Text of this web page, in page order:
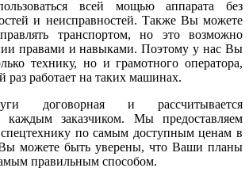
всей мощью аппарата без
и неисправностей. Также Вы можете
транспортом, но это возможно
правами и навыками. Поэтому у нас Вы
технику, но и грамотного оператора,
раз работает на таких машинах.
договорная и рассчитывается
каждым заказчиком. Мы предоставляем
по самым доступным ценам в
можете быть уверены, что Ваши планы
правильным способом.